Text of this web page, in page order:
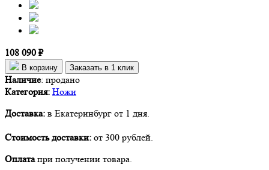
108 090 ₽
В корзину Заказать в 1 клик
Наличие: продано
Категория: Ножи
Доставка: в Екатеринбург от 1 дня.
Стоимость доставки: от 300 рублей.
Оплатапри получении товара.